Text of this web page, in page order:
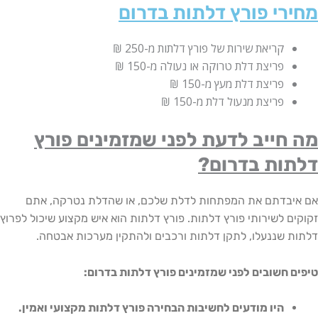
פורץ דלתות בדרום
קריאת שירות של פורץ דלתותמ-250 ₪
פריצת דלת טרוקה או נעולהמ-150 ₪
פריצת דלת מעץמ-150 ₪
פריצת מנעול דלתמ-150 ₪
לדעת לפני שמזמינים פורץ
בדרום?
את המפתחות לדלת שלכם, או שהדלת נטרקה, אתם
לשירותי פורץ דלתות. פורץ דלתות הוא איש מקצוע שיכול לפרוץ
שננעלו, לתקן דלתות ורכבים ולהתקין מערכות אבטחה.
חשובים לפני שמזמינים פורץ דלתות בדרום:
היו מודעים לחשיבות הבחירה פורץ דלתות מקצועי ואמין.